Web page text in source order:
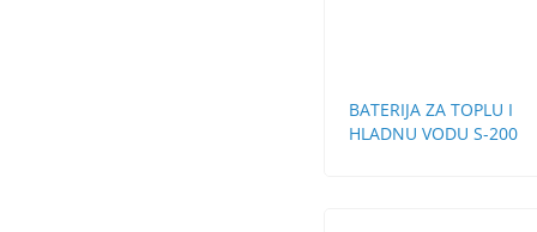
BATERIJA ZA TOPLU I
HLADNU VODU S-200